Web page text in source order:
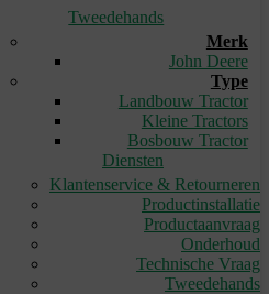
Tweedehands
Merk
John Deere
Type
Landbouw Tractor
Kleine Tractors
Bosbouw Tractor
Diensten
Klantenservice & Retourneren
Productinstallatie
Productaanvraag
Onderhoud
Technische Vraag
Tweedehands